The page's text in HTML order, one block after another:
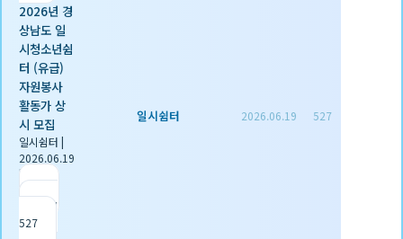
2026년 경
상남도 일
시청소년쉼
터 (유급)
자원봉사
활동가 상
시 모집
일시쉼터 |
2026.06.19
|
조회
527
일시쉼터 2026.06.19 527